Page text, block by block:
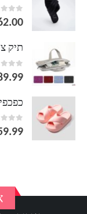
0
out of 5
תיק
0
out of 5
0
out of 5